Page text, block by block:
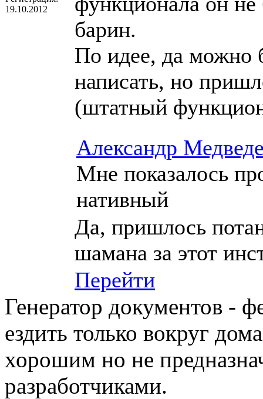
19.10.2012
барин.
По идее, да можно
написать, но
(штатный
Александр
Мне показалось
нативный
Да, пришлось
шамана за этот
Перейти
Генератор документов -
ездить только вокруг
хорошим но не
разработчиками.